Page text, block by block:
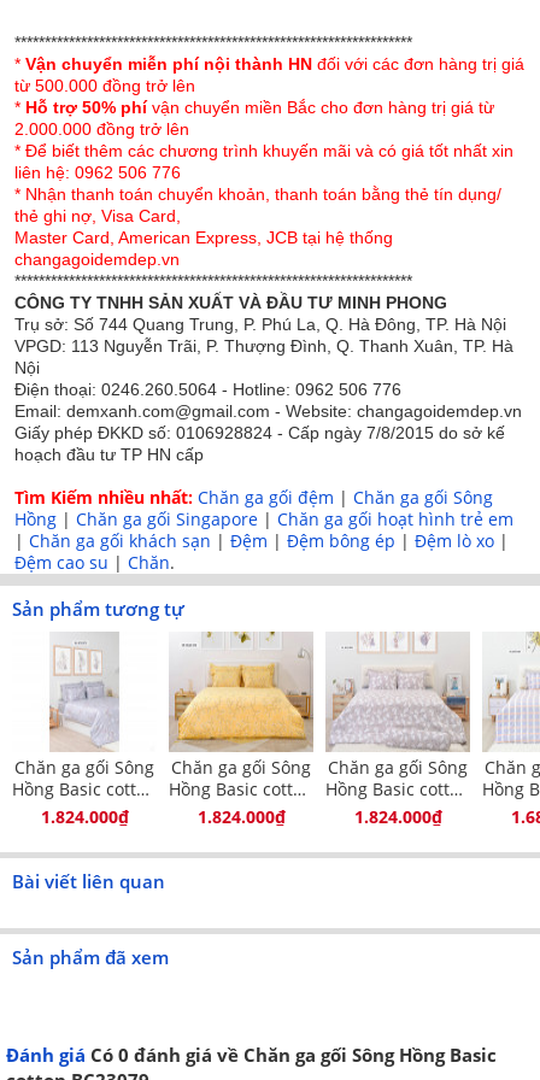
Đặc điểm của chăn
cotton BC23079
Chăn ga gối Sông Hồng Basic cotton là một trong
những mẫu sản phẩm thuộc bộ sưu tập Chăn ga
gối Sông Hồng Basic mới nhất 2023.
Sản phẩm với chất liệu 100% cotton cao cấp nhập
khẩu mềm mịn, thông thoáng, không gây bí nóng
như các chất liệu vải thông thường khác.
BC23079 sử dụng tông màu ghi xanh nhẹ nhàng
phù hợp với mọi lứa tuổi. Sản phẩm phối màu tổng
thể hài hòa cho một không gian phòng ngủ thật hiện
đại.
Bộ chăn ga gối thiết kế theo phong cách trẻ trung,
năng động xong vẫn không kém phần sang trọng
tinh tế.
Họa tiết được in màu sắc nét, không bị phai màu do
được in từ công nghệ in tiên tiến hiện đại nhất hiện
nay.
Vải cotton bền chắc, dày dặn, không bị xù lông, co
nhăn hay bai dão trong quá trình sử dụng.
Tông màu nhã nhặn với họa tiết tinh tế rất dễ phối
sắp đặt trong nhiều phong cách phòng ngủ khác
nhau.
Thiết kế đa dạng kích thước 160x200, 180x200,
200x220 phù hợp với nhiều cỡ giường khác nhau
******************************************************************
* Vận chuyển miễn phí nội thành HN đối với các đơn hàng trị giá
từ 500.000 đồng trở lên
* Hỗ trợ 50% phívận chuyển miền Bắc cho đơn hàng trị giá từ
2.000.000 đồng trở lên
* Để biết thêm các chương trình khuyến mãi và có giá tốt nhất xin
liên hệ: 0962 506 776
* Nhận thanh toán chuyển khoản, thanh toán bằng thẻ tín dụng/
thẻ ghi nợ, Visa Card,
Master Card, American Express, JCB tại hệ thống
changagoidemdep.vn
******************************************************************
CÔNG TY TNHH SẢN XUẤT VÀ ĐẦU TƯ MINH PHONG
Trụ sở: Số 744 Quang Trung, P. Phú La, Q. Hà Đông, TP. Hà Nội
VPGD: 113 Nguyễn Trãi, P. Thượng Đình, Q. Thanh Xuân, TP. Hà
Nội
Điện thoại: 0246.260.5064 - Hotline: 0962 506 776
Email: demxanh.com@gmail.com - Website: changagoidemdep.vn
Giấy phép ĐKKD số: 0106928824 - Cấp ngày 7/8/2015 do sở kế
hoạch đầu tư TP HN cấp
Tìm Kiếm nhiều nhất: Chăn ga gối đệm | Chăn ga gối Sông
Hồng | Chăn ga gối Singapore | Chăn ga gối hoạt hình trẻ em
| Chăn ga gối khách sạn | Đệm | Đệm bông ép | Đệm lò xo |
Đệm cao su | Chăn.
Sản phẩm tương tự
Chăn ga gối Sông
Hồng Basic cotton
BC23075
1.824.000₫
Chăn ga gối Sông
Hồng Basic cotton
BC23076
1.824.000₫
Chăn ga gối Sông
Hồng Basic cotton
BC23084
1.824.000₫
Chăn
Hồng
Bài viết liên quan
Sản phẩm đã xem
Đánh giá Có 0 đánh giá về Chăn ga gối Sông Hồng Basic